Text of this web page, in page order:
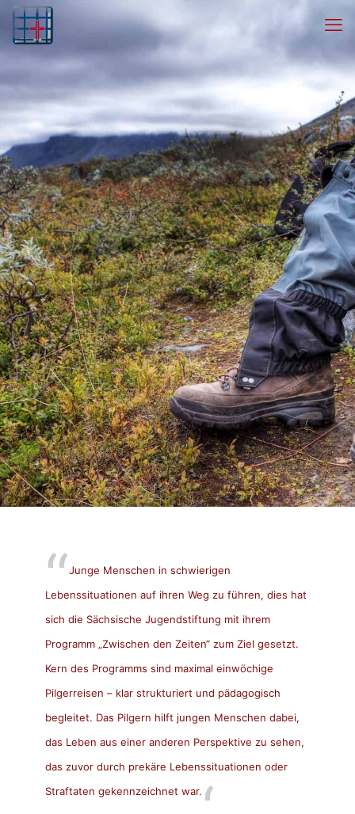
Junge Menschen in schwierigen
Lebenssituationen auf ihren Weg zu führen, dies hat
sich die Sächsische Jugendstiftung mit ihrem
Programm „Zwischen den Zeiten“ zum Ziel gesetzt.
Kern des Programms sind maximal einwöchige
Pilgerreisen – klar strukturiert und pädagogisch
begleitet. Das Pilgern hilft jungen Menschen dabei,
das Leben aus einer anderen Perspektive zu sehen,
das zuvor durch prekäre Lebenssituationen oder
Straftaten gekennzeichnet war.